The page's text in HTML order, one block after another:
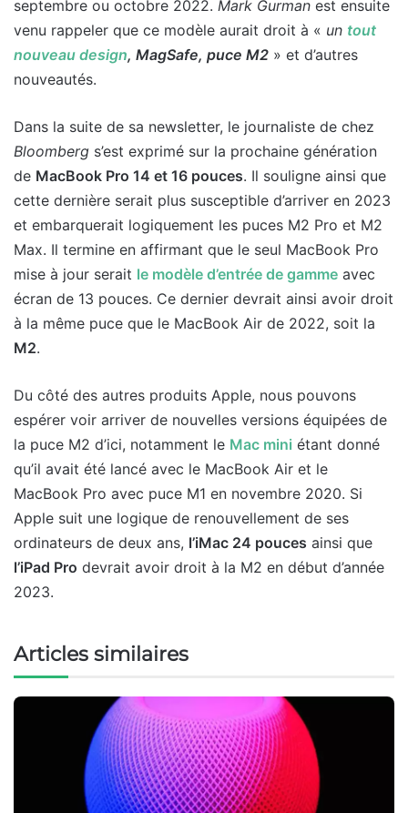
septembre ou octobre 2022. Mark Gurman est ensuite
venu rappeler que ce modèle aurait droit à « un tout
nouveau design, MagSafe, puce M2 » et d’autres
nouveautés.
Dans la suite de sa newsletter, le journaliste de chez
Bloomberg s’est exprimé sur la prochaine génération
de MacBook Pro 14 et 16 pouces. Il souligne ainsi que
cette dernière serait plus susceptible d’arriver en 2023
et embarquerait logiquement les puces M2 Pro et M2
Max. Il termine en affirmant que le seul MacBook Pro
mise à jour serait le modèle d’entrée de gamme avec
écran de 13 pouces. Ce dernier devrait ainsi avoir droit
à la même puce que le MacBook Air de 2022, soit la
M2.
Du côté des autres produits Apple, nous pouvons
espérer voir arriver de nouvelles versions équipées de
la puce M2 d’ici, notamment le Mac mini étant donné
qu’il avait été lancé avec le MacBook Air et le
MacBook Pro avec puce M1 en novembre 2020. Si
Apple suit une logique de renouvellement de ses
ordinateurs de deux ans, l’iMac 24 pouces ainsi que
l’iPad Pro devrait avoir droit à la M2 en début d’année
2023.
Articles similaires